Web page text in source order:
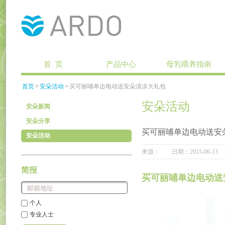
首 页 产品中心 母乳喂养指南
首页>安朵活动 >买可丽哺单边电动送安朵清凉大礼包
安朵新闻
安朵分享
安朵活动
简报
个人
专业人士
安朵活动
买可丽哺单边电动送安
来源： 日期：2015-06-
买可丽哺单边电动